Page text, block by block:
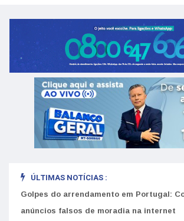
ÚLTIMAS NOTÍCIAS :
Golpes do arrendamento em Portugal:
do Utente e número de saúde